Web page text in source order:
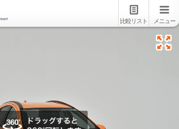
比較リスト メニュー